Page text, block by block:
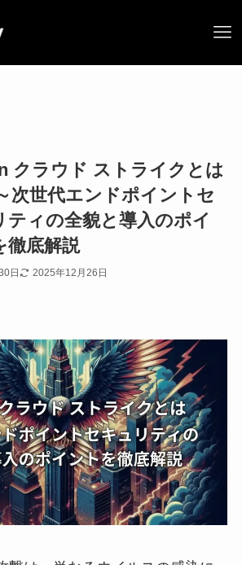
クラウド ストライクとは
次世代エンドポイントセ
ティの全貌と導入のポイ
徹底解説
日 2025年12月26日